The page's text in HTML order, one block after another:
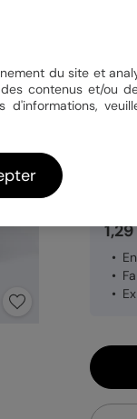
du site et
contenus et/ou
d'informations,